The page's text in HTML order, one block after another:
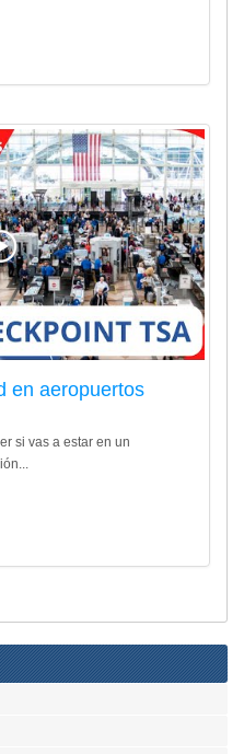
en aeropuertos
si vas a estar en un